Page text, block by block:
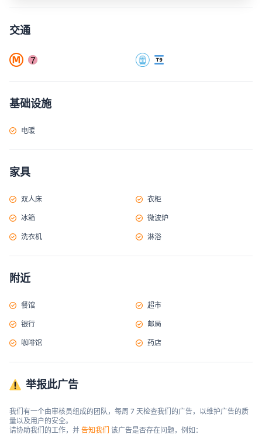
交通
基础设施
电暖
家具
双人床 衣柜
冰箱 微波炉
洗衣机 淋浴
附近
餐馆 超市
银行 邮局
咖啡馆 药店
举报此广告
我们有一个由审核员组成的团队，每周 7 天检查我们的广告，以维护广告的质
量以及用户的安全。
请协助我们的工作，并 告知我们 该广告是否存在问题，例如：